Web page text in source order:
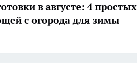
в августе: 4 простых
с огорода для зимы